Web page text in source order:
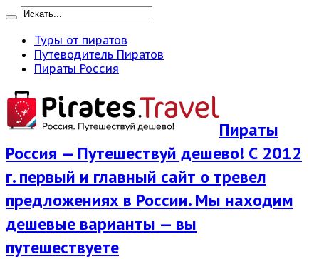
Туры от пиратов
Путеводитель Пиратов
Пираты Россия
Пираты
Россия — Путешествуй дешево! С 2012
г. первый и главный сайт о тревел
предложениях в России. Мы находим
дешевые варианты — вы
путешествуете